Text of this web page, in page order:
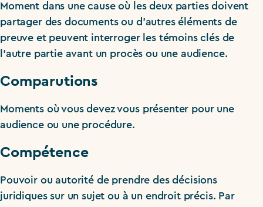
Moment dans une cause où les deux parties doivent
partager des documents ou d’autres éléments de
preuve et peuvent interroger les témoins clés de
l’autre partie avant un procès ou une audience.
Comparutions
Moments où vous devez vous présenter pour une
audience ou une procédure.
Compétence
Pouvoir ou autorité de prendre des décisions
juridiques sur un sujet ou à un endroit précis. Par